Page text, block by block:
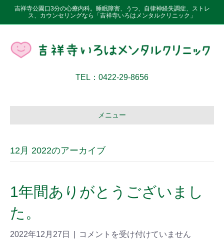
吉祥寺公園口3分の心療内科。睡眠障害、うつ、自律神経失調症、ストレ
ス、カウンセリングなら「吉祥寺いろはメンタルクリニック」
TEL：0422-29-8656
メニュー
12月 2022のアーカイブ
1年間ありがとうございまし
た。
2022年12月27日 コメントを受け付けていません